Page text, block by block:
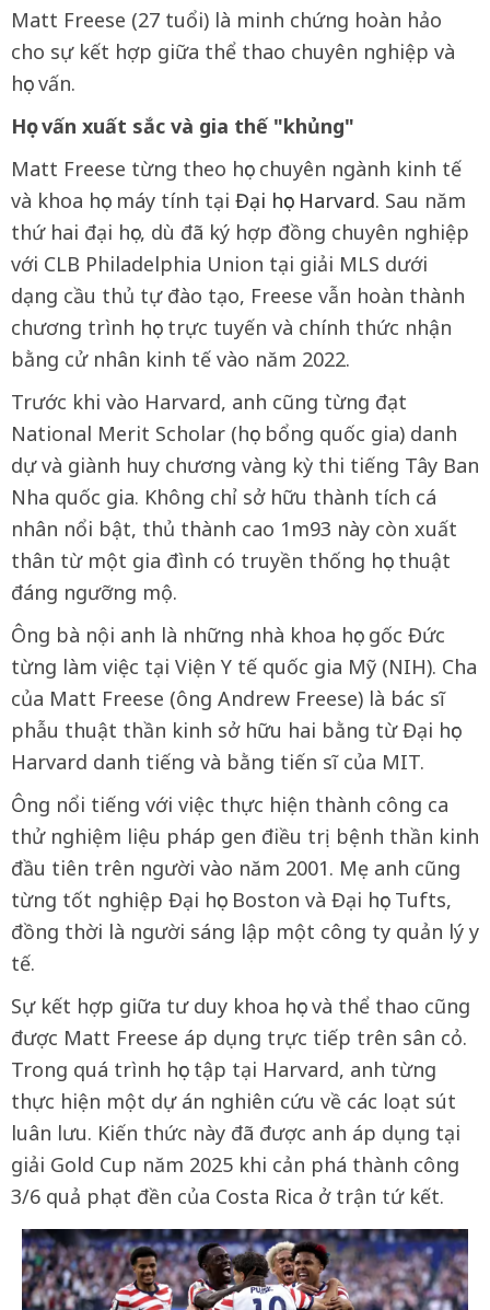
Matt Freese (27 tuổi) là minh chứng hoàn hảo
cho sự kết hợp giữa thể thao chuyên nghiệp và
học vấn.
Học vấn xuất sắc và gia thế "khủng"
Matt Freese từng theo học chuyên ngành kinh tế
và khoa học máy tính tại Đại học Harvard. Sau năm
thứ hai đại học, dù đã ký hợp đồng chuyên nghiệp
với CLB Philadelphia Union tại giải MLS dưới
dạng cầu thủ tự đào tạo, Freese vẫn hoàn thành
chương trình học trực tuyến và chính thức nhận
bằng cử nhân kinh tế vào năm 2022.
Trước khi vào Harvard, anh cũng từng đạt
National Merit Scholar (học bổng quốc gia) danh
dự và giành huy chương vàng kỳ thi tiếng Tây Ban
Nha quốc gia. Không chỉ sở hữu thành tích cá
nhân nổi bật, thủ thành cao 1m93 này còn xuất
thân từ một gia đình có truyền thống học thuật
đáng ngưỡng mộ.
Ông bà nội anh là những nhà khoa học gốc Đức
từng làm việc tại Viện Y tế quốc gia Mỹ (NIH). Cha
của Matt Freese (ông Andrew Freese) là bác sĩ
phẫu thuật thần kinh sở hữu hai bằng từ Đại học
Harvard danh tiếng và bằng tiến sĩ của MIT.
Ông nổi tiếng với việc thực hiện thành công ca
thử nghiệm liệu pháp gen điều trị bệnh thần kinh
đầu tiên trên người vào năm 2001. Mẹ anh cũng
từng tốt nghiệp Đại học Boston và Đại học Tufts,
đồng thời là người sáng lập một công ty quản lý y
tế.
Sự kết hợp giữa tư duy khoa học và thể thao cũng
được Matt Freese áp dụng trực tiếp trên sân cỏ.
Trong quá trình học tập tại Harvard, anh từng
thực hiện một dự án nghiên cứu về các loạt sút
luân lưu. Kiến thức này đã được anh áp dụng tại
giải Gold Cup năm 2025 khi cản phá thành công
3/6 quả phạt đền của Costa Rica ở trận tứ kết.